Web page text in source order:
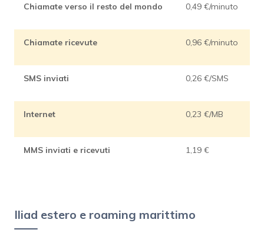
Chiamate verso il resto del mondo 0,49 €/minuto
Chiamate ricevute 0,96 €/minuto
SMS inviati 0,26 €/SMS
Internet 0,23 €/MB
MMS inviati e ricevuti 1,19 €
Iliad estero e roaming marittimo